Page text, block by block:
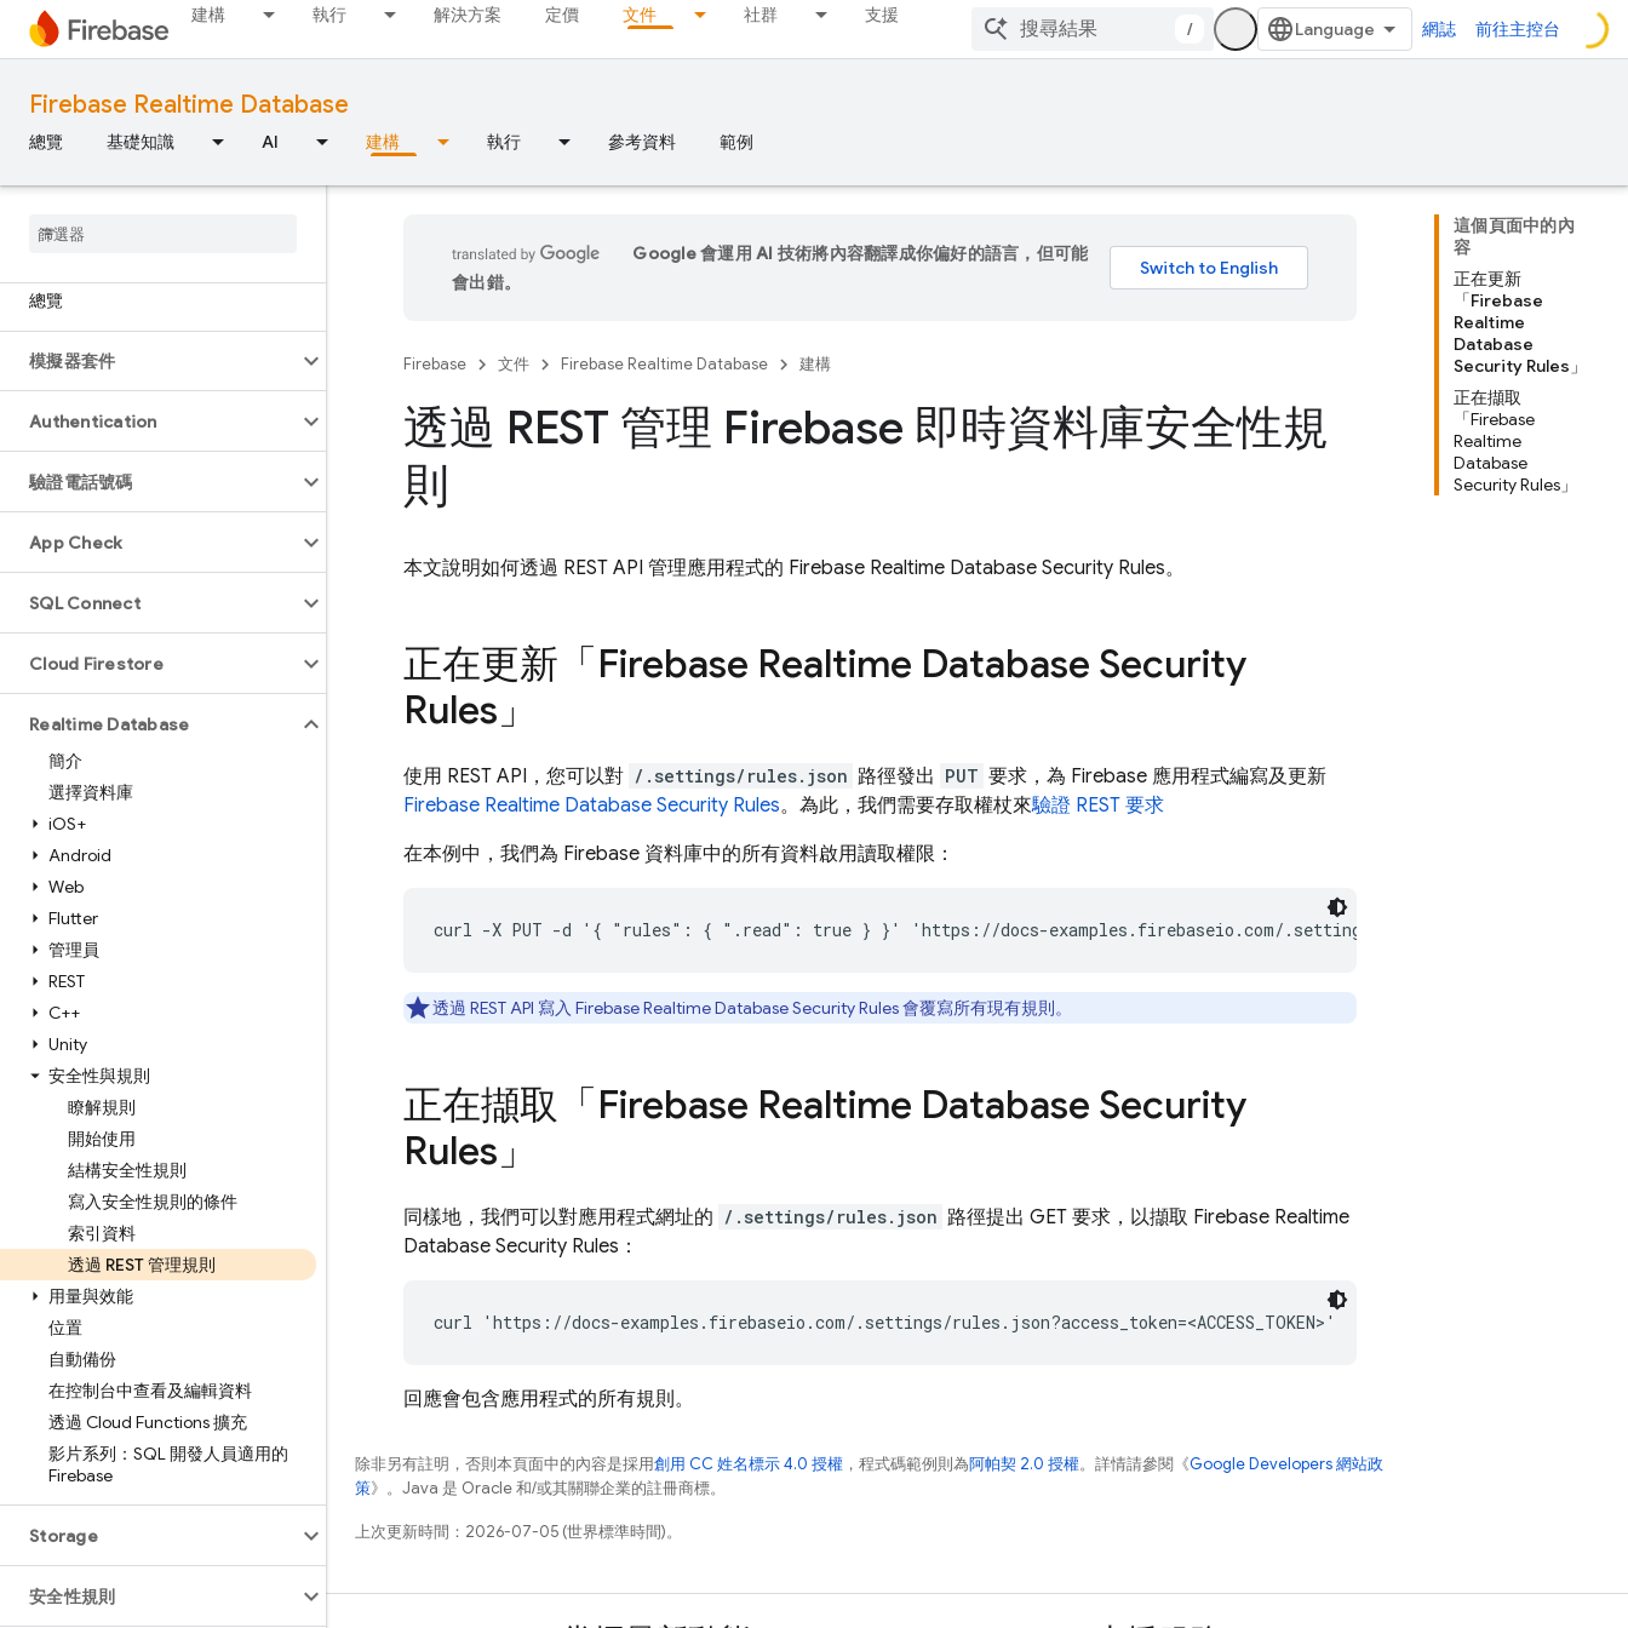
建構 執行 解決方案 定價 文件 社群 支援
/ 網誌 前往主控台
Firebase Realtime Database
總覽 基礎知識 AI 建構 執行 參考資料 範例
總覽
模擬器套件
Authentication
驗證電話號碼
App Check
SQL Connect
Cloud Firestore
Realtime Database
簡介
選擇資料庫
iOS+
Android
Web
Flutter
管理員
REST
C++
Unity
安全性與規則
瞭解規則
開始使用
結構安全性規則
寫入安全性規則的條件
索引資料
透過 REST 管理規則
用量與效能
位置
自動備份
在控制台中查看及編輯資料
透過 Cloud Functions 擴充
影片系列：SQL 開發人員適用的
Firebase
Storage
安全性規則
這個頁面中的內
容
正在更新
「Firebase
Realtime
Database
Security Rules」
正在擷取
「Firebase
Realtime
Database
Security Rules」
Google 會運用 AI 技術將內容翻譯成你偏好的語言，但可能
會出錯。
Firebase 文件 Firebase Realtime Database 建構
透過 REST 管理 Firebase 即時資料庫安全性規
則
本文說明如何透過 REST API 管理應用程式的 Firebase Realtime Database Security Rules。
正在更新「Firebase Realtime Database Security
Rules 」
使用 REST API，您可以對 /.settings/rules.json 路徑發出 PUT 要求，為 Firebase 應用程式編寫及更新
Firebase Realtime Database Security Rules。為此，我們需要存取權杖來驗證 REST 要求
在本例中，我們為 Firebase 資料庫中的所有資料啟用讀取權限：
透過 REST API 寫入 Firebase Realtime DatabaseSecurity Rules會覆寫所有現有規則。
正在擷取「Firebase Realtime Database Security
Rules 」
同樣地，我們可以對應用程式網址的 /.settings/rules.json 路徑提出 GET 要求，以擷取 Firebase Realtime
Database Security Rules ：
回應會包含應用程式的所有規則。
除非另有註明，否則本頁面中的內容是採用創用 CC 姓名標示 4.0 授權 ，程式碼範例則為阿帕契 2.0 授權。詳情請參閱《Google Developers 網站政
策》。Java 是 Oracle 和/或其關聯企業的註冊商標。
上次更新時間：2026-07-05 (世界標準時間)。